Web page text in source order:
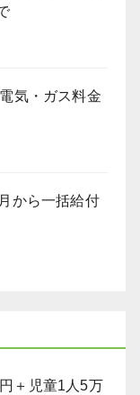
気・ガス料金
から一括給付
＋児童1人5万